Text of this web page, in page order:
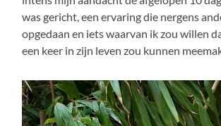
was gericht, een ervaring die nergens
opgedaan en iets waarvan ik zou willen
een keer in zijn leven zou kunnen